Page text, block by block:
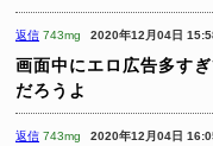
返信 743mg 2020年12月04日
画面中にエロ広告多す
だろうよ
返信 743mg 2020年12月04日